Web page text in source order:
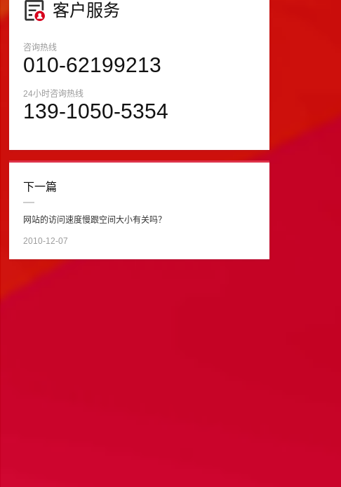
客户服务
咨询热线
010-62199213
24小时咨询热线
139-1050-5354
下一篇
网站的访问速度慢跟空间大小有关吗？
2010-12-07